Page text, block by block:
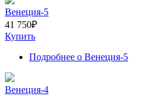
Венеция-5
41 750₽
Купить
Подробнее о Венеция-5
Венеция-4